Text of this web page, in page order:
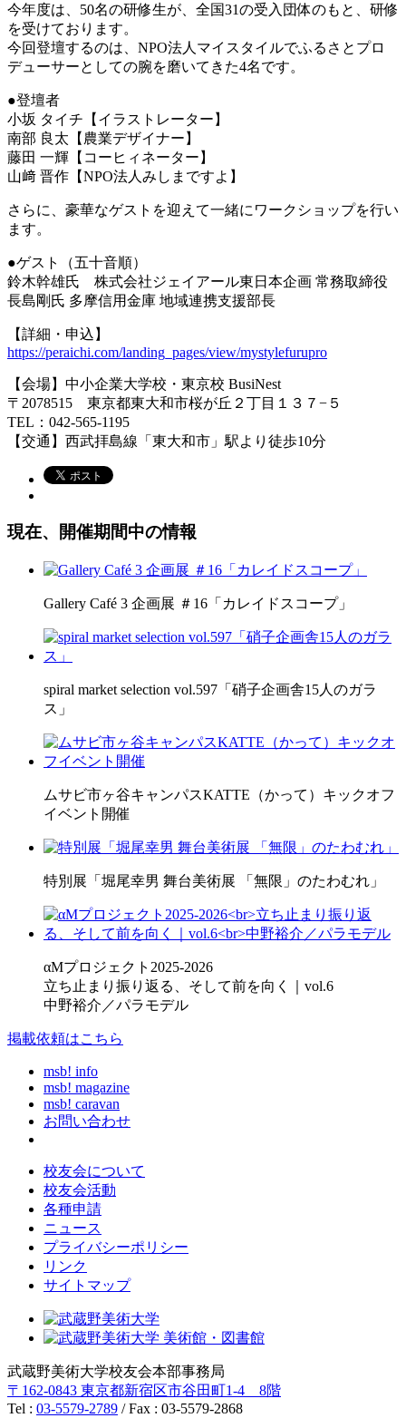
今年度は、50名の研修生が、全国31の受入団体のもと、研修
を受けております。
今回登壇するのは、NPO法人マイスタイルでふるさとプロ
デューサーとしての腕を磨いてきた4名です。
●登壇者
小坂 タイチ【イラストレーター】
南部 良太【農業デザイナー】
藤田 一輝【コーヒィネーター】
山﨑 晋作【NPO法人みしまですよ】
さらに、豪華なゲストを迎えて一緒にワークショップを行い
ます。
●ゲスト（五十音順）
鈴木幹雄氏 株式会社ジェイアール東日本企画 常務取締役
長島剛氏 多摩信用金庫 地域連携支援部長
【詳細・申込】
https://peraichi.com/landing_pages/view/mystylefurupro
【会場】中小企業大学校・東京校 BusiNest
〒2078515 東京都東大和市桜が丘２丁目１３７−５
TEL：042-565-1195
【交通】西武拝島線「東大和市」駅より徒歩10分
現在、開催期間中の情報
Gallery Café 3 企画展 ＃16「カレイドスコープ」
spiral market selection vol.597「硝子企画舎15人のガラ
ス」
ムサビ市ヶ谷キャンパスKATTE（かって）キックオフ
イベント開催
特別展「堀尾幸男 舞台美術展 「無限」のたわむれ」
αMプロジェクト2025-2026
立ち止まり振り返る、そして前を向く｜vol.6
中野裕介／パラモデル
掲載依頼はこちら
msb! info
msb! magazine
msb! caravan
お問い合わせ
校友会について
校友会活動
各種申請
ニュース
プライバシーポリシー
リンク
サイトマップ
武蔵野美術大学校友会本部事務局
〒162-0843 東京都新宿区市谷田町1-4 8階
Tel : 03-5579-2789 / Fax : 03-5579-2868